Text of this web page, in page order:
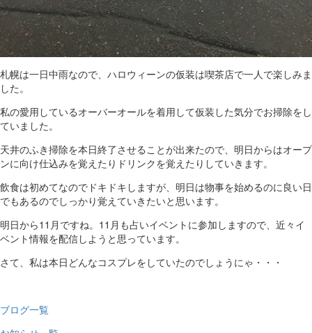
札幌は一日中雨なので、ハロウィーンの仮装は喫茶店で一人で楽しみま
した。
私の愛用しているオーバーオールを着用して仮装した気分でお掃除をし
ていました。
天井のふき掃除を本日終了させることが出来たので、明日からはオープ
ンに向け仕込みを覚えたりドリンクを覚えたりしていきます。
飲食は初めてなのでドキドキしますが、明日は物事を始めるのに良い日
でもあるのでしっかり覚えていきたいと思います。
明日から11月ですね。11月も占いイベントに参加しますので、近々イ
ベント情報を配信しようと思っています。
さて、私は本日どんなコスプレをしていたのでしょうにゃ・・・
ブログ一覧